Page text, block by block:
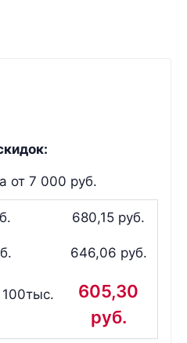
от 7 000 руб.
680,15 руб.
646,06 руб.
605,30
руб.